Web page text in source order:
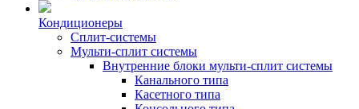
Кондиционеры
Сплит-системы
Мульти-сплит системы
Внутренние блоки мульти-сплит системы
Канального типа
Касетного типа